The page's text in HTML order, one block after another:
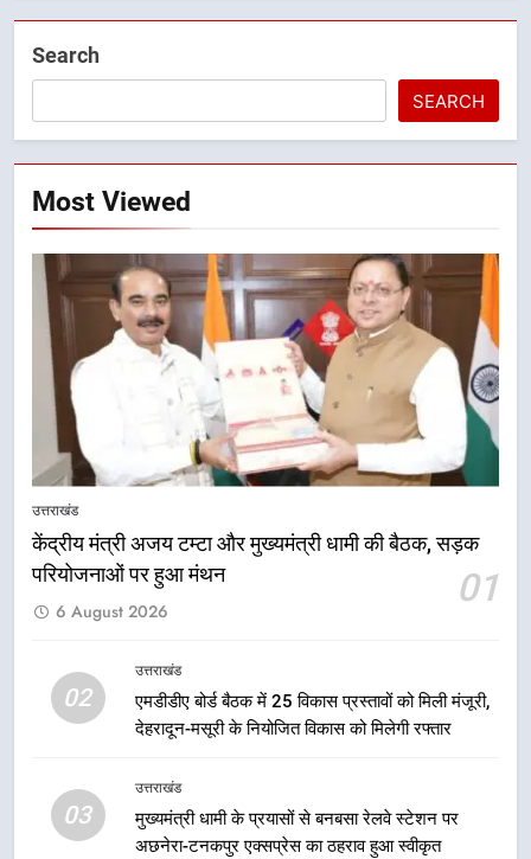
Search
SEARCH
Most Viewed
उत्तराखंड
केंद्रीय मंत्री अजय टम्टा और मुख्यमंत्री धामी की बैठक, सड़क
परियोजनाओं पर हुआ मंथन
01
6 August 2026
02
उत्तराखंड
एमडीडीए बोर्ड बैठक में 25 विकास प्रस्तावों को मिली मंजूरी,
देहरादून-मसूरी के नियोजित विकास को मिलेगी रफ्तार
03
उत्तराखंड
मुख्यमंत्री धामी के प्रयासों से बनबसा रेलवे स्टेशन पर
अछनेरा-टनकपुर एक्सप्रेस का ठहराव हुआ स्वीकृत
मुख्यमंत्री धामी के नेतृत्व में मसूरी बन रही
विकास और पर्यटन का नया केंद्र
6
आपदा के मलबे से उम्मीद की नई सुबह,
मुख्यमंत्री धामी ने ₹33 करोड़ के विकास
और राहत कार्यों से धराली को फिर खड़ा
कर बनाया भरोसे का प्रतीक
उत्तराखंड
मंत्री गणेश जोशी ने किसानों से संवाद कर
उन्हें सरकार की विभिन्न कृषि एवं बागवानी
का आह्वान किया
8
हुआ मंथन
उत्तराखंड